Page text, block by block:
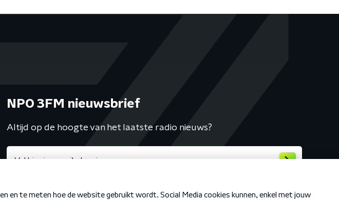
NPO 3FM nieuwsbrief
Altijd op de hoogte van het laatste radio nieuws?